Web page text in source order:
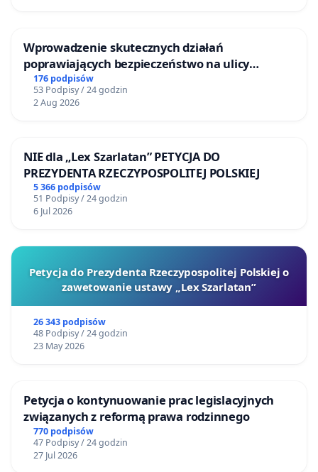
Wprowadzenie skutecznych działań
poprawiających bezpieczeństwo na ulicy
Żeromskiego w Otwocku
176 podpisów
53 Podpisy / 24 godzin
2 Aug 2026
NIE dla „Lex Szarlatan” PETYCJA DO
PREZYDENTA RZECZYPOSPOLITEJ POLSKIEJ
5 366 podpisów
51 Podpisy / 24 godzin
6 Jul 2026
Petycja do Prezydenta Rzeczypospolitej Polskiej o
zawetowanie ustawy „Lex Szarlatan”
26 343 podpisów
48 Podpisy / 24 godzin
23 May 2026
Petycja o kontynuowanie prac legislacyjnych
związanych z reformą prawa rodzinnego
770 podpisów
47 Podpisy / 24 godzin
27 Jul 2026